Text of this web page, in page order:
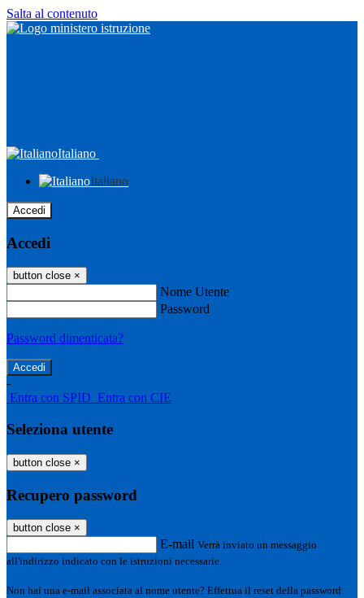
Salta al contenuto
Italiano
Italiano
Accedi
Accedi
button close ×
Nome Utente
Password
Password dimenticata?
-
Entra con SPID Entra con CIE
Seleziona utente
button close ×
Recupero password
button close ×
E-mail Verrà inviato un messaggio
all'indirizzo indicato con le istruzioni necessarie.
Non hai una e-mail associata al nome utente? Effettua il reset della password